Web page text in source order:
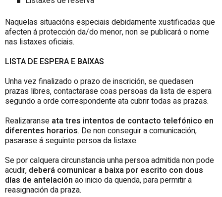
Naquelas situacións especiais debidamente xustificadas que
afecten á protección da/do menor, non se publicará o nome
nas listaxes oficiais.
LISTA DE ESPERA E BAIXAS
Unha vez finalizado o prazo de inscrición, se quedasen
prazas libres, contactarase coas persoas da lista de espera
segundo a orde correspondente ata cubrir todas as prazas.
Realizaranse ata tres intentos de contacto telefónico en
diferentes horarios. De non conseguir a comunicación,
pasarase á seguinte persoa da listaxe.
Se por calquera circunstancia unha persoa admitida non pode
acudir, deberá comunicar a baixa por escrito con dous
días de antelación ao inicio da quenda, para permitir a
reasignación da praza.